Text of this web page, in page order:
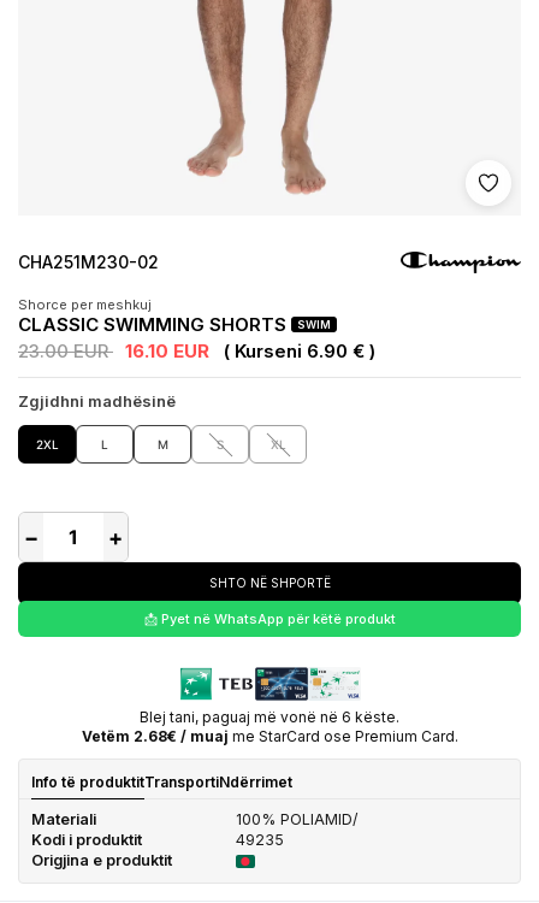
Shto
CHA251M230-02
Shorce per meshkuj
CLASSIC SWIMMING SHORTS SWIM
23.00 EUR 16.10 EUR ( Kurseni 6.90 € )
Zgjidhni madhësinë
2XL L M S XL
− +
SHTO NË SHPORTË
📩 Pyet në WhatsApp për këtë produkt
Blej tani, paguaj më vonë në 6 këste.
Vetëm 2.68€ / muaj me StarCard ose Premium Card.
Info të produktitTransportiNdërrimet
Materiali
100% POLIAMID/
Kodi i produktit
49235
Origjina e produktit